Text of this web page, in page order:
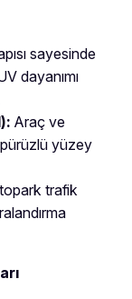
sayesinde
dayanımı
Araç ve
yüzey
trafik